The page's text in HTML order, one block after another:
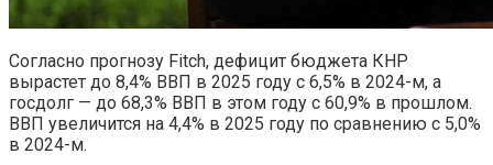
Согласно прогнозу Fitch, дефицит бюджета КНР
вырастет до 8,4% ВВП в 2025 году с 6,5% в 2024-м, а
госдолг — до 68,3% ВВП в этом году с 60,9% в прошлом.
ВВП увеличится на 4,4% в 2025 году по сравнению с 5,0%
в 2024-м.